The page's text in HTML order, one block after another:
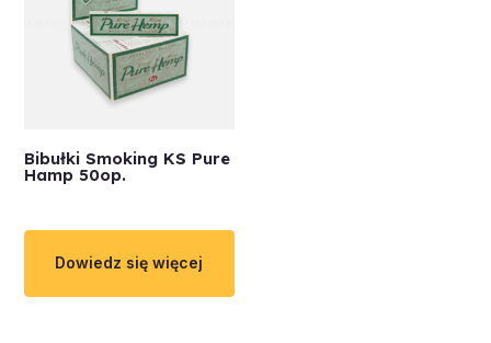
Bibułki Smoking KS Pure
Hamp 50op.
Dowiedz się więcej